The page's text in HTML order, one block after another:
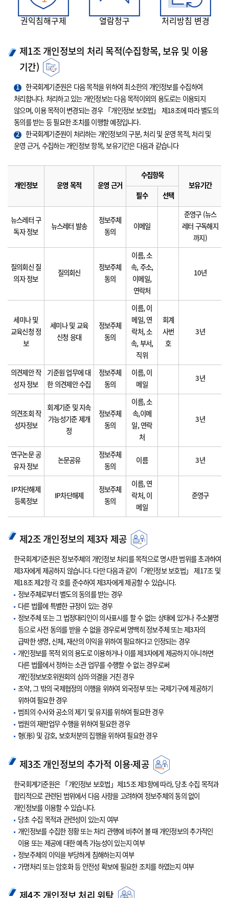
권익침해구제 열람청구 처리방침 변경
제1조 개인정보의 처리 목적(수집항목, 보유 및 이용
기간)
1
한국회계기준원은 다음 목적을 위하여 최소한의 개인정보를 수집하여
처리합니다. 처리하고 있는 개인정보는 다음 목적이외의 용도로는 이용되지
않으며, 이용 목적이 변경되는 경우 「개인정보 보호법」 제18조에 따라 별도의
동의를 받는 등 필요한 조치를 이행할 예정입니다.
2
한국회계기준원이 처리하는 개인정보의 구분, 처리 및 운영 목적, 처리 및
운영 근거, 수집하는 개인정보 항목, 보유기간은 다음과 같습니다
개인정보 운영 목적 운영 근거
수집항목
보유기간
필수
선택
뉴스레터 구
독자 정보
뉴스레터 발송
정보주체
동의
이메일
준영구 (뉴스
레터 구독해지
까지)
질의회신 질
의자 정보
질의회신
정보주체
동의
이름, 소
속, 주소,
이메일,
연락처
10년
세미나 및
교육신청 정
보
세미나 및 교육
신청 응대
정보주체
동의
이름, 이
메일, 연
락처, 소
속, 부서,
직위
회계
사번
호
3년
의견제안 작
성자 정보
기준원 업무에 대
한 의견제안 수집
정보주체
동의
이름, 이
메일
3년
의견조회 작
성자정보
회계기준 및 지속
가능성기준 제개
정
정보주체
동의
이름, 소
속,이메
일, 연락
처
3년
연구논문 공
유자 정보
논문공유
정보주체
동의
이름 3년
IP차단해제
등록정보
IP차단해제
정보주체
동의
이름, 연
락처, 이
메일
준영구
제2조 개인정보의 제3자 제공
한국회계기준원은 정보주체의 개인정보 처리를 목적으로 명시한 범위를 초과하여
제3자에게 제공하지 않습니다. 다만 다음과 같이「개인정보 보호법」 제17조 및
제18조 제2항 각 호를 준수하여 제3자에게 제공할 수 있습니다.
정보주체로부터 별도의 동의를 받는 경우
다른 법률에 특별한 규정이 있는 경우
정보주체 또는 그 법정대리인이 의사표시를 할 수 없는 상태에 있거나 주소불명
등으로 사전 동의를 받을 수 없을 경우로써 명백히 정보주체 또는 제3자의
급박한 생명, 신체, 재산의 이익을 위하여 필요하다고 인정되는 경우
개인정보를 목적 외의 용도로 이용하거나 이를 제3자에게 제공하지 아니하면
다른 법률에서 정하는 소관 업무를 수행할 수 없는 경우로써
개인정보보호위원회의 심의·의결을 거친 경우
조약, 그 밖의 국제협정의 이행을 위하여 외국정부 또는 국제기구에 제공하기
위하여 필요한 경우
범죄의 수사와 공소의 제기 및 유지를 위하여 필요한 경우
법원의 재판업무 수행을 위하여 필요한 경우
형(形) 및 감호, 보호처분의 집행을 위하여 필요한 경우
제3조 개인정보의 추가적 이용·제공
한국회계기준원은 「개인정보 보호법」제15조 제3항에 따라, 당초 수집 목적과
합리적으로 관련된 범위에서 다음 사항을 고려하여 정보주체의 동의 없이
개인정보를 이용할 수 있습니다.
당초 수집 목적과 관련성이 있는지 여부
개인정보를 수집한 정황 또는 처리 관행에 비추어 볼 때 개인정보의 추가적인
이용 또는 제공에 대한 예측 가능성이 있는지 여부
정보주체의 이익을 부당하게 침해하는지 여부
가명처리 또는 암호화 등 안전성 확보에 필요한 조치를 하였는지 여부